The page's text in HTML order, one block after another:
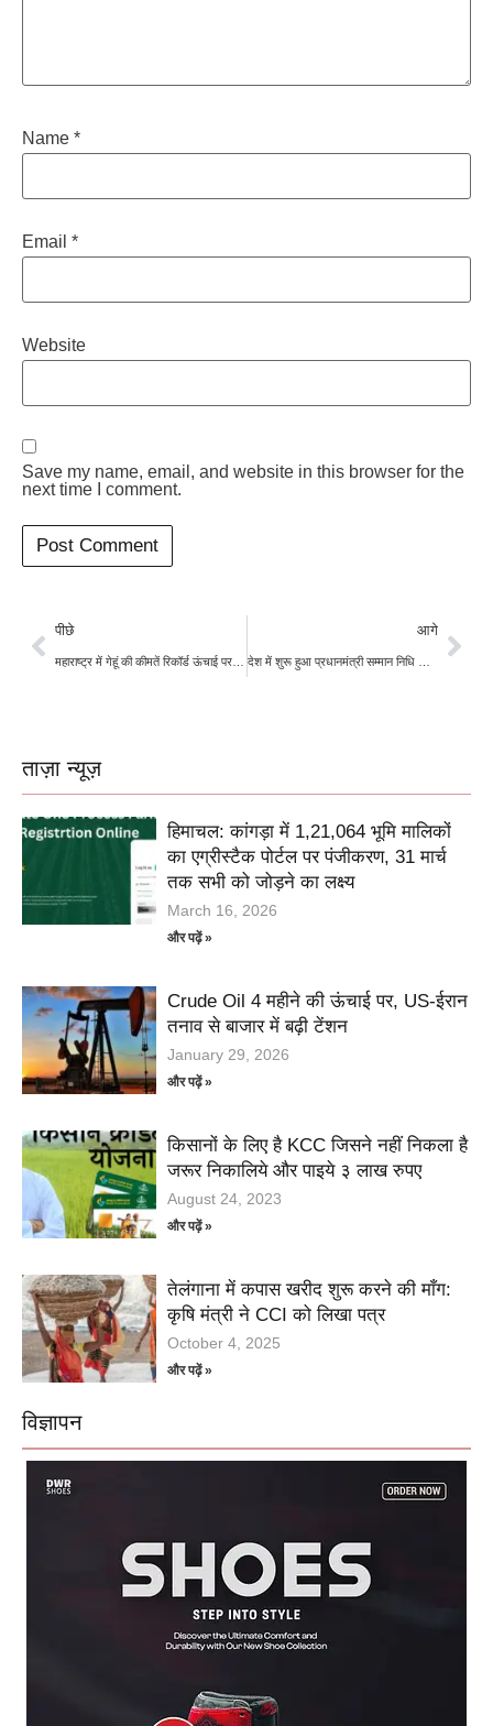
Name *
Email *
Website
Save my name, email, and website in this browser for the
next time I comment.
पीछे आगे
ताज़ा न्यूज़
हिमाचल: कांगड़ा में 1,21,064 भूमि मालिकों
का एग्रीस्टैक पोर्टल पर पंजीकरण, 31 मार्च
तक सभी को जोड़ने का लक्ष्य
March 16, 2026
और पढ़ें »
Crude Oil 4 महीने की ऊंचाई पर, US-ईरान
तनाव से बाजार में बढ़ी टेंशन
January 29, 2026
और पढ़ें »
किसानों के लिए है KCC जिसने नहीं निकला है
जरूर निकालिये और पाइये ३ लाख रुपए
August 24, 2023
और पढ़ें »
तेलंगाना में कपास खरीद शुरू करने की माँग:
कृषि मंत्री ने CCI को लिखा पत्र
October 4, 2025
और पढ़ें »
विज्ञापन